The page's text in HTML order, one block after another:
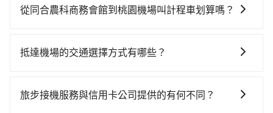
鐘。抵達高鐵站後，步行進站、現場購票並於月台排隊
5分鐘出站、等待車站前排班的計程車，搭上小黃後約花
同行，高鐵加轉乘之平均每人花費為1,680元。不過屏東
路邊多天不用車，每小時停車費30元，單日最高490
從同合農科商務會館到桃園機場叫計程車划算嗎？
灣大車隊和Yoxi。依照里程跳錶計算，價格約為
要注意屏東縣僅有合法計程車約370輛，計程車密度為雙
抵達機場的交通選擇方式有哪些？
舉一些常見的選擇： 1. 捷運：如果機場附近有捷運或輕
旅步接機服務與信用卡公司提供的有何不同？